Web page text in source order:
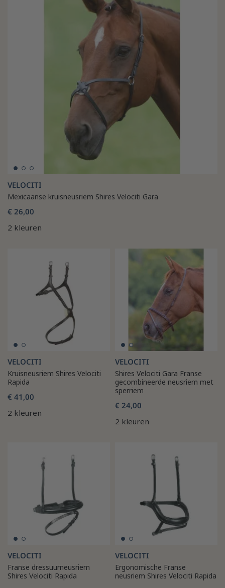
VELOCITI
Mexicaanse kruisneusriem Shires Velociti Gara
€ 26,00
2 kleuren
VELOCITI
Kruisneusriem Shires Velociti
Rapida
€ 41,00
2 kleuren
VELOCITI
Shires Velociti Gara Franse
gecombineerde neusriem met
sperriem
€ 24,00
2 kleuren
VELOCITI
Franse dressuurneusriem
Shires Velociti Rapida
VELOCITI
Ergonomische Franse
neusriem Shires Velociti Rapida